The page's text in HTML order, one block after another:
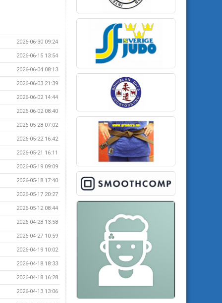
2026-06-30 09:24
2026-06-15 13:54
2026-06-04 08:13
2026-06-03 21:39
2026-06-02 14:44
2026-06-02 08:40
2026-05-28 07:02
2026-05-22 16:42
2026-05-21 16:11
2026-05-19 09:09
2026-05-18 17:40
2026-05-17 20:27
2026-05-12 08:44
2026-04-28 13:58
2026-04-27 10:59
2026-04-19 10:02
2026-04-18 18:33
2026-04-18 16:28
2026-04-13 13:06